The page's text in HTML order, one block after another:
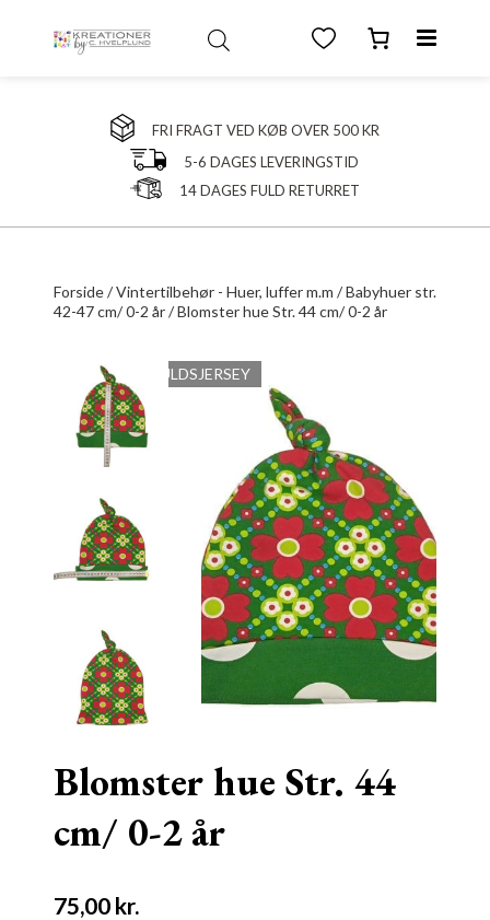
FRI FRAGT VED KØB OVER 500 KR
5-6 DAGES LEVERINGSTID
14 DAGES FULD RETURRET
Forside/Vintertilbehør - Huer, luffer m.m /Babyhuer str.
42-47 cm/ 0-2 år/ Blomster hue Str. 44 cm/ 0-2 år
SYET I BOMULDSJERSEY
Blomster hue Str. 44
cm/ 0-2 år
75,00 kr.